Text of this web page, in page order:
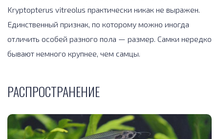
Kryptopterus vitreolus практически никак не выражен.
Единственный признак, по которому можно иногда
отличить особей разного пола — размер. Самки нередко
бывают немного крупнее, чем самцы.
РАСПРОСТРАНЕНИЕ